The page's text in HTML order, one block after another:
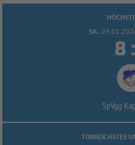
SA..
 :
SpVgg
TORREICHSTES